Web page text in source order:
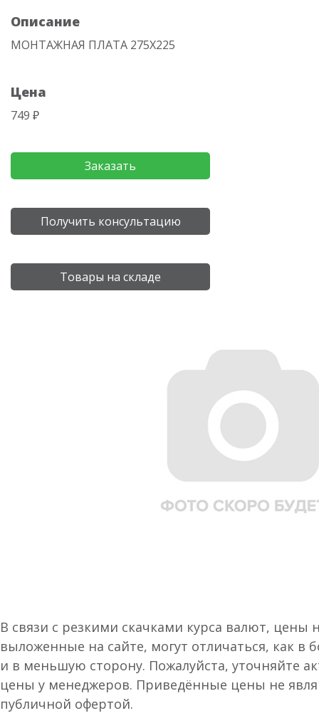
Описание
МОНТАЖНАЯ ПЛАТА 275Х225
Цена
749 ₽
Заказать
Получить консультацию
Товары на складе
В связи с резкими скачками курса валют, цены
выложенные на сайте, могут отличаться, как в
и в меньшую сторону. Пожалуйста, уточняйте
цены у менеджеров. Приведённые цены не
публичной офертой.